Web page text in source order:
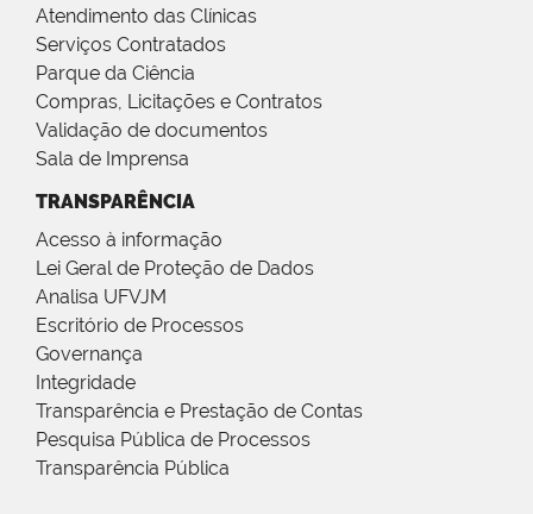
Atendimento das Clínicas
Serviços Contratados
Parque da Ciência
Compras, Licitações e Contratos
Validação de documentos
Sala de Imprensa
TRANSPARÊNCIA
Acesso à informação
Lei Geral de Proteção de Dados
Analisa UFVJM
Escritório de Processos
Governança
Integridade
Transparência e Prestação de Contas
Pesquisa Pública de Processos
Transparência Pública